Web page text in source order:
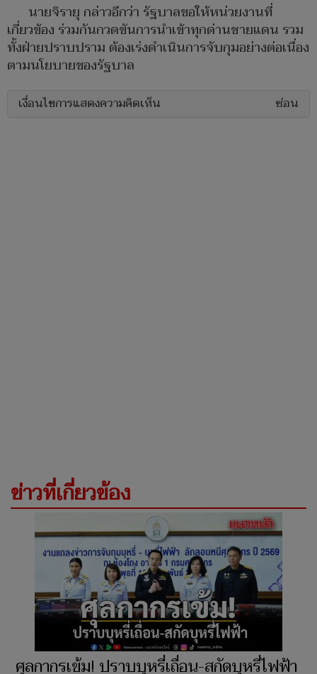
นายจิรายุ กล่าวอีกว่า รัฐบาลขอให้หน่วยงานที่
เกี่ยวข้อง ร่วมกันกวดขันการนำเข้าทุกด่านชายแดน รวม
ทั้งฝ่ายปราบปราม ต้องเร่งดำเนินการจับกุมอย่างต่อเนื่อง
ตามนโยบายของรัฐบาล
เงื่อนไขการแสดงความคิดเห็น ซ่อน
ข่าวที่เกี่ยวข้อง
ศุลกากรเข้ม! ปราบบุหรี่เถื่อน-สกัดบุหรี่ไฟฟ้า